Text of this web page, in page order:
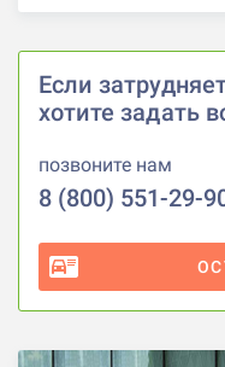
Если
хотите задать
позвоните нам
8 (800) 551-29-